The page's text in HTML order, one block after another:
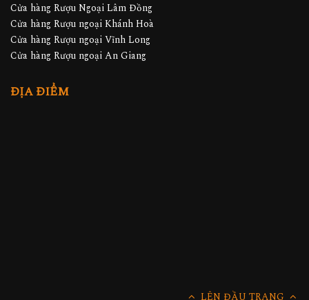
LÊN ĐẦU TRANG
Cửa hàng Rượu Ngoại Lâm Đồng
Cửa hàng Rượu ngoại Khánh Hoà
Cửa hàng Rượu ngoại Vĩnh Long
Cửa hàng Rượu ngoại An Giang
ĐỊA ĐIỂM